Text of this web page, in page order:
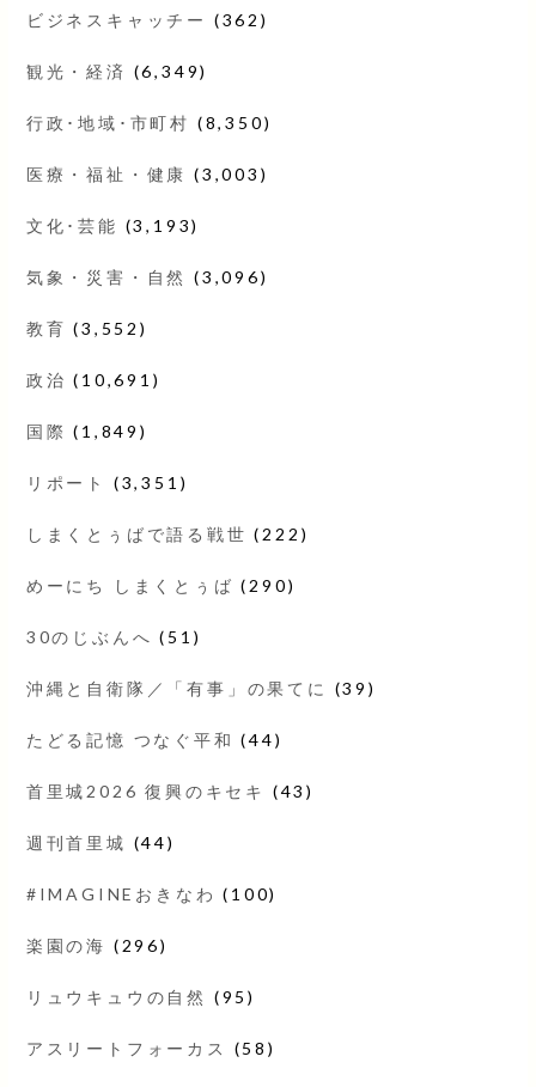
ビジネスキャッチー (362)
観光・経済 (6,349)
行政･地域･市町村 (8,350)
医療・福祉・健康 (3,003)
文化･芸能 (3,193)
気象・災害・自然 (3,096)
教育 (3,552)
政治 (10,691)
国際 (1,849)
リポート (3,351)
しまくとぅばで語る戦世 (222)
めーにち しまくとぅば (290)
30のじぶんへ (51)
沖縄と自衛隊／「有事」の果てに (39)
たどる記憶 つなぐ平和 (44)
首里城2026 復興のキセキ (43)
週刊首里城 (44)
#IMAGINEおきなわ (100)
楽園の海 (296)
リュウキュウの自然 (95)
アスリートフォーカス (58)